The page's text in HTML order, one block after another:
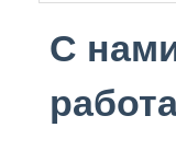
С